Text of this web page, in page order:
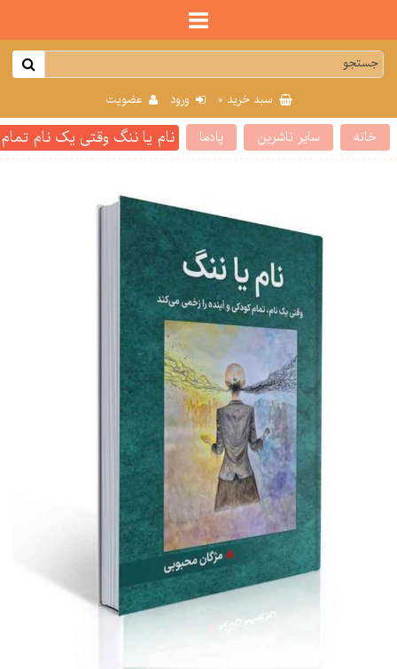
سبد خرید 0 ورود عضویت
خانه سایر ناشرین پادما نام یا ننگ وقتی یک نام